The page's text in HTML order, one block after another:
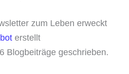
zum Leben erweckt
erstellt
Blogbeiträge geschrieben.